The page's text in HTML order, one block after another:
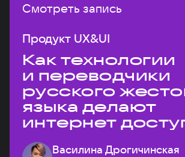
Смотреть запись
Продукт UX&UI
Как технологии
и переводчики
русского
языка делают
интернет
Василина Дрогичинская